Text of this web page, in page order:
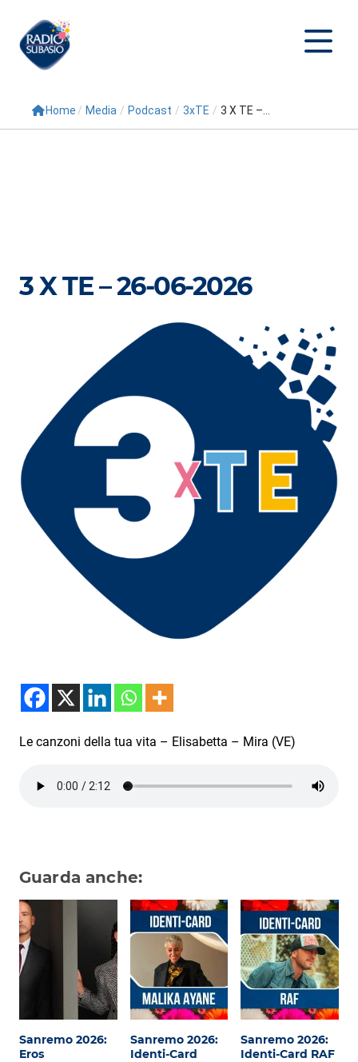
Cerca
Conduttori
Podcast
3xTe
Interviste
Playlist
Subasio Playlist
Web Radio
Radio Subasio
Radio Subasio +
Radio Suby
Video
Oroscopo
Radio Subasio Music Club
Sanremo 2026
Musica
Home / Media / Podcast / 3xTE / 3 X TE –...
3 X TE – 26-06-2026
Le canzoni della tua vita – Elisabetta – Mira (VE)
Guarda anche:
Sanremo 2026:
Eros
Sanremo 2026:
Identi-Card
Sanremo 2026:
Identi-Card RAF